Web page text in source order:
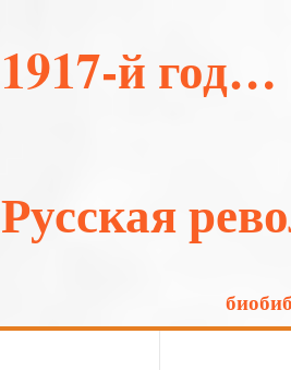
1917-й год…
Русская